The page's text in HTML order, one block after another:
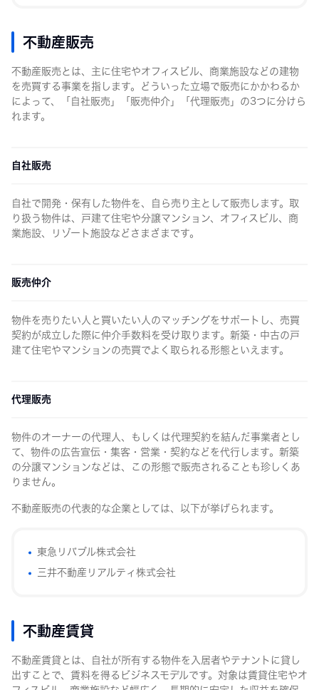
不動産販売
不動産販売とは、主に住宅やオフィスビル、商業施設などの建物
を売買する事業を指します。どういった立場で販売にかかわるか
によって、「自社販売」「販売仲介」「代理販売」の3つに分けら
れます。
自社販売
自社で開発・保有した物件を、自ら売り主として販売します。取
り扱う物件は、戸建て住宅や分譲マンション、オフィスビル、商
業施設、リゾート施設などさまざまです。
販売仲介
物件を売りたい人と買いたい人のマッチングをサポートし、売買
契約が成立した際に仲介手数料を受け取ります。新築・中古の戸
建て住宅やマンションの売買でよく取られる形態といえます。
代理販売
物件のオーナーの代理人、もしくは代理契約を結んだ事業者とし
て、物件の広告宣伝・集客・営業・契約などを代行します。新築
の分譲マンションなどは、この形態で販売されることも珍しくあ
りません。
不動産販売の代表的な企業としては、以下が挙げられます。
東急リバブル株式会社
三井不動産リアルティ株式会社
不動産賃貸
不動産賃貸とは、自社が所有する物件を入居者やテナントに貸し
出すことで、賃料を得るビジネスモデルです。対象は賃貸住宅やオ